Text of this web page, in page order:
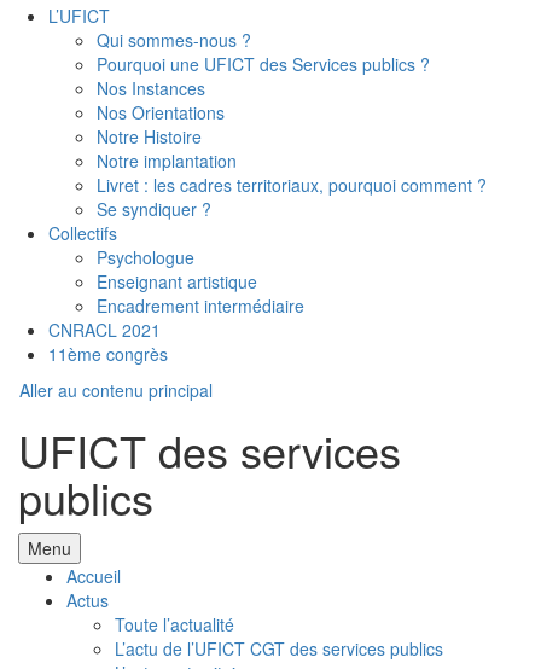
L’UFICT
Qui sommes-nous ?
Pourquoi une UFICT des Services publics ?
Nos Instances
Nos Orientations
Notre Histoire
Notre implantation
Livret : les cadres territoriaux, pourquoi comment ?
Se syndiquer ?
Collectifs
Psychologue
Enseignant artistique
Encadrement intermédiaire
CNRACL 2021
11ème congrès
Aller au contenu principal
UFICT des services
publics
Menu
Accueil
Actus
Toute l’actualité
L’actu de l’UFICT CGT des services publics